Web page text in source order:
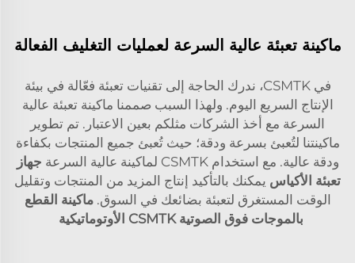
ماكينة تعبئة عالية السرعة لعمليات التغليف الفعالة
في CSMTK، ندرك الحاجة إلى تقنيات تعبئة فعّالة في بيئة
الإنتاج السريع اليوم. ولهذا السبب صممنا ماكينة تعبئة عالية
السرعة مع أخذ الشركات مثلكم بعين الاعتبار. تم تطوير
ماكينتنا لتُعبئ بسرعة ودقة؛ حيث تُعبئ جميع المنتجات بكفاءة
ودقة عالية. مع استخدام CSMTK لماكينة عالية السرعة
جهاز
تعبئة الأكياس يمكنك بالتأكيد إنتاج المزيد من المنتجات وتقليل
الوقت المستغرق لتعبئة بضائعك في السوق.ماكينة القطع
بالموجات فوق الصوتية CSMTK الأوتوماتيكية